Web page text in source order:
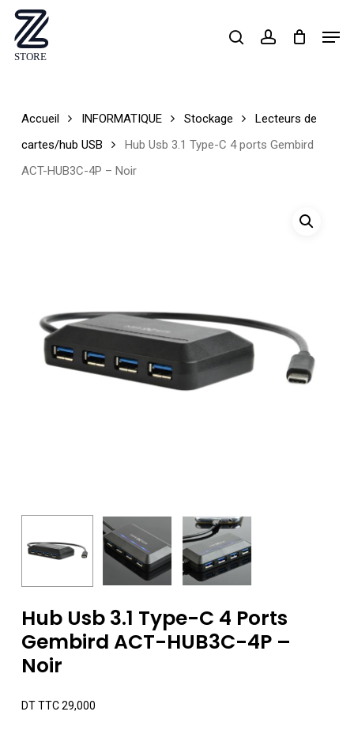
Skip
main
searchaccount
Accueil INFORMATIQUE Stockage
Lecteurs de
cartes/hub USB
Hub Usb 3.1 Type-C 4 ports Gembird
ACT-HUB3C-4P – Noir
Hub Usb 3.1 Type-C 4 Ports
Gembird ACT-HUB3C-4P –
Noir
DT TTC29,000